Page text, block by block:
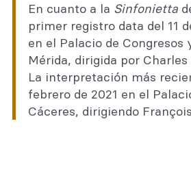
En cuanto a la Sinfonietta
primer registro data del 11
en el Palacio de Congresos
Mérida, dirigida por
La interpretación más
febrero de 2021 en el
Cáceres, dirigiendo